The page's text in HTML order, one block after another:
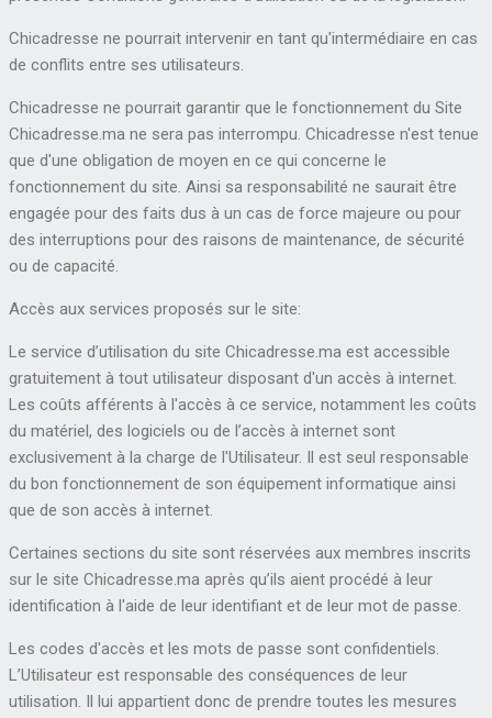
Chicadresse ne pourrait intervenir en tant qu'intermédiaire en cas
de conflits entre ses utilisateurs.
Chicadresse ne pourrait garantir que le fonctionnement du Site
Chicadresse.ma ne sera pas interrompu. Chicadresse n'est tenue
que d'une obligation de moyen en ce qui concerne le
fonctionnement du site. Ainsi sa responsabilité ne saurait être
engagée pour des faits dus à un cas de force majeure ou pour
des interruptions pour des raisons de maintenance, de sécurité
ou de capacité.
Accès aux services proposés sur le site:
Le service d’utilisation du site Chicadresse.ma est accessible
gratuitement à tout utilisateur disposant d'un accès à internet.
Les coûts afférents à l'accès à ce service, notamment les coûts
du matériel, des logiciels ou de l’accès à internet sont
exclusivement à la charge de l'Utilisateur. Il est seul responsable
du bon fonctionnement de son équipement informatique ainsi
que de son accès à internet.
Certaines sections du site sont réservées aux membres inscrits
sur le site Chicadresse.ma après qu’ils aient procédé à leur
identification à l'aide de leur identifiant et de leur mot de passe.
Les codes d'accès et les mots de passe sont confidentiels.
L’Utilisateur est responsable des conséquences de leur
utilisation. Il lui appartient donc de prendre toutes les mesures